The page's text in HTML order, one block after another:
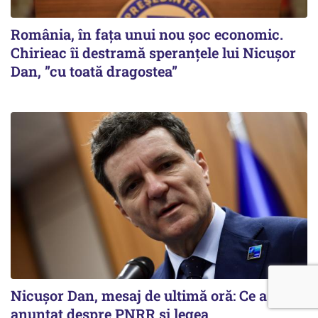
România, în fața unui nou șoc economic.
Chirieac îi destramă speranțele lui Nicușor
Dan, ”cu toată dragostea”
Nicușor Dan, mesaj de ultimă oră: Ce a
anunțat despre PNRR și legea